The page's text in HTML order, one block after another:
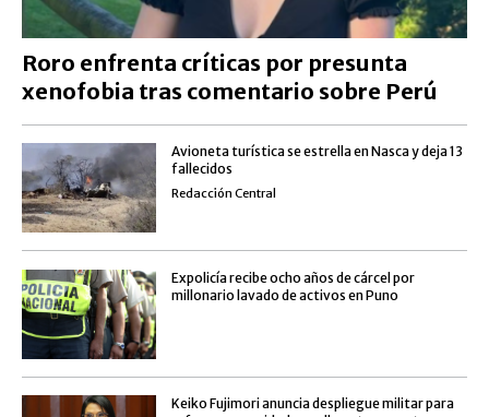
Roro enfrenta críticas por presunta
xenofobia tras comentario sobre Perú
Avioneta turística se estrella en Nasca y deja 13
fallecidos
Redacción Central
Expolicía recibe ocho años de cárcel por
millonario lavado de activos en Puno
Keiko Fujimori anuncia despliegue militar para